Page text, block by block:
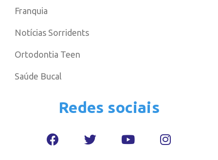
Franquia
Notícias Sorridents
Ortodontia Teen
Saúde Bucal
Redes sociais